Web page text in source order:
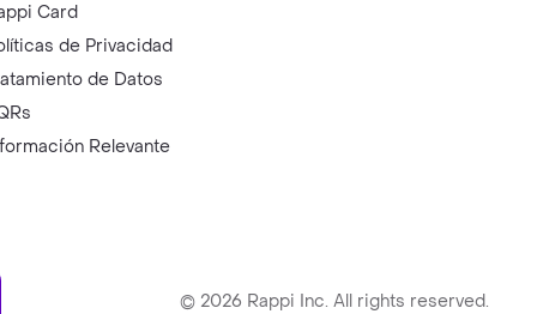
Card
de Privacidad
de Datos
Relevante
© 2026 Rappi Inc. All rights reserved.